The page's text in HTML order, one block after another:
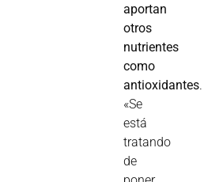
aportan
otros
nutrientes
como
antioxidantes.
«Se
está
tratando
de